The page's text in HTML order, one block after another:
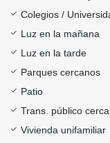
Colegios /
Luz en la mañana
Luz en la tarde
Parques cercanos
Patio
Trans. público
Vivienda unifamiliar